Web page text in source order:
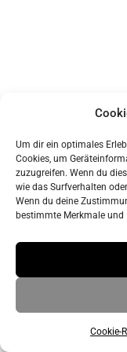
Um dir ein optimales
Cookies, um
zuzugreifen. Wenn du
wie das Surfverhalten
Wenn du deine
bestimmte Merkmale
Cookie-
© 2026 ahrens &
GmbB•